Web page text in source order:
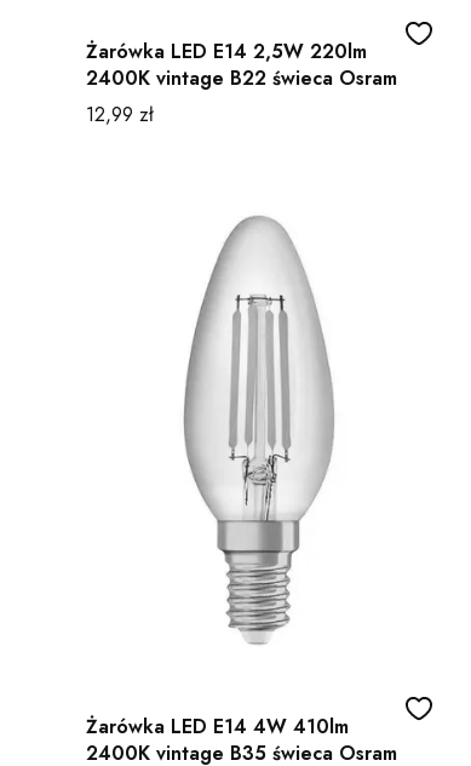
Żarówka LED E14 2,5W 220lm
2400K vintage B22 świeca Osram
Cena
12,99 zł
Żarówka LED E14 4W 410lm
2400K vintage B35 świeca Osram